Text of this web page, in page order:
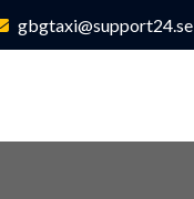
gbgtaxi@support24.se